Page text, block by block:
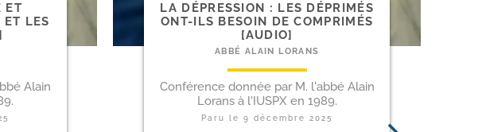
ET
ET LES
Alain
LA DÉPRESSION : LES DÉPRIMÉS
ONT-​ILS BESOIN DE COMPRIMÉS
[AUDIO]
ABBÉ ALAIN LORANS
Conférence donnée par M. l'abbé Alain
Lorans à l'IUSPX en 1989.
Paru le9 décembre 2025